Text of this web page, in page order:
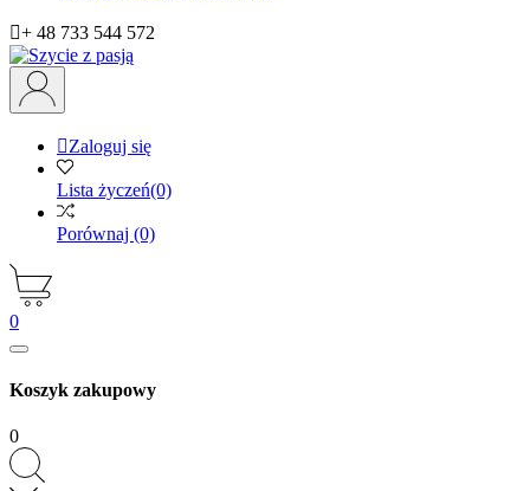
+ 48 733 544 572
Zaloguj się
Lista życzeń(0)
Porównaj (0)
0
Koszyk zakupowy
0